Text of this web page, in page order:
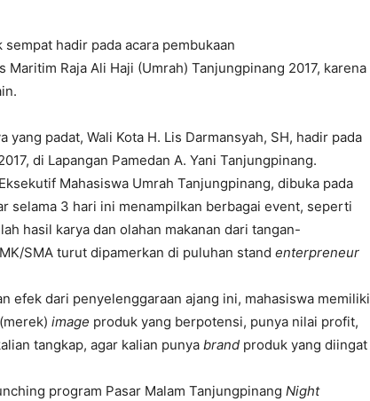
hadir pada acara pembukaan
Maritim Raja Ali Haji (Umrah) Tanjungpinang 2017, karena
yang padat, Wali Kota H. Lis Darmansyah, SH, hadir pada
di Lapangan Pamedan A. Yani Tanjungpinang.
Mahasiswa Umrah Tanjungpinang, dibuka pada
selama 3 hari ini menampilkan berbagai event, seperti
hasil karya dan olahan makanan dari tangan-
SMA turut dipamerkan di puluhan stand enterpreneur
efek dari penyelenggaraan ajang ini, mahasiswa memiliki
(merek) image produk yang berpotensi, punya nilai profit,
tangkap, agar kalian punya brand produk yang diingat
program Pasar Malam Tanjungpinang Night